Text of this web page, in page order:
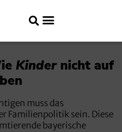
Kindernicht auf
muss das
Familienpolitik sein. Diese
bayerische